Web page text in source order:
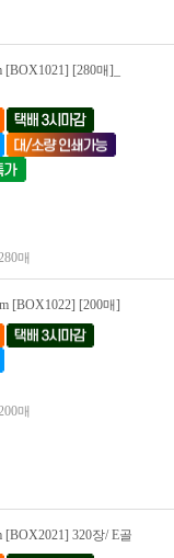
[BOX1021] [280매]_
매
[BOX1022] [200매]
매
[BOX2021] 320장/ E골